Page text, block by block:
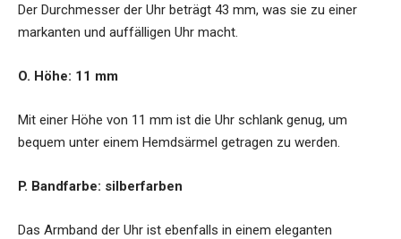
Der Durchmesser der Uhr beträgt 43 mm, was sie zu einer
markanten und auffälligen Uhr macht.
O. Höhe: 11 mm
Mit einer Höhe von 11 mm ist die Uhr schlank genug, um
bequem unter einem Hemdsärmel getragen zu werden.
P. Bandfarbe: silberfarben
Das Armband der Uhr ist ebenfalls in einem eleganten